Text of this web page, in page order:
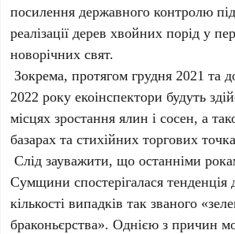
посилення державного контролю під
реалізації дерев хвойних порід у
новорічних свят.
Зокрема, протягом грудня 2021 та
2022 року екоінспектори будуть
місцях зростання ялин і сосен, а
базарах та стихійних торгових
Слід зауважити, що останніми
Сумщини спостерігалася
кількості випадків так званого
браконьєрства». Однією з причин